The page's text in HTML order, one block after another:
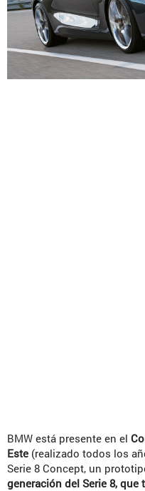
BMW está presente en el
Este (realizado todos los
Serie 8 Concept, un
generación del Serie 8,